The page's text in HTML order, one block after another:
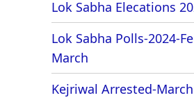
Lok Sabha Elecations
Lok Sabha Polls-2024-
March
Kejriwal Arrested-